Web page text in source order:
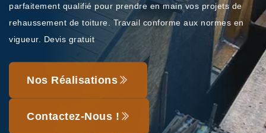
parfaitement qualifié pour prendre en main vos projets de
rehaussement de toiture. Travail conforme aux normes en
vigueur. Devis gratuit
Nos Réalisations
Contactez-Nous !